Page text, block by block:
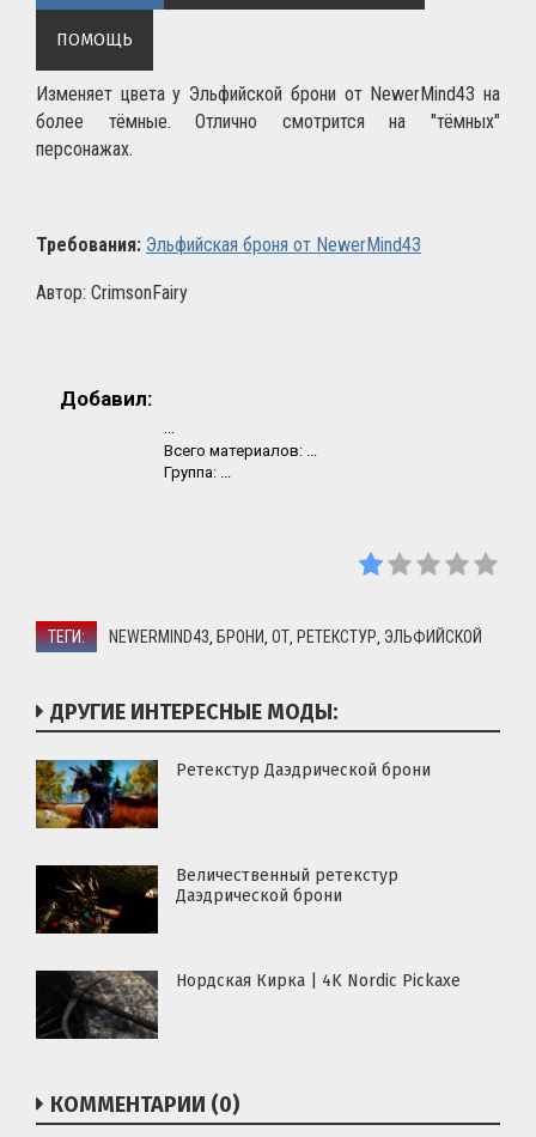
ПОМОЩЬ
Изменяет цвета у Эльфийской брони от NewerMind43 на
более тёмные. Отлично смотрится на "тёмных"
персонажах.
Требования: Эльфийская броня от NewerMind43
Автор: CrimsonFairy
Добавил:
...
Всего материалов: ...
Группа: ...
ТЕГИ: NEWERMIND43, БРОНИ, ОТ, РЕТЕКСТУР, ЭЛЬФИЙСКОЙ
ДРУГИЕ ИНТЕРЕСНЫЕ МОДЫ:
Ретекстур Даэдрической брони
Величественный ретекстур
Даэдрической брони
Нордская Кирка | 4K Nordic Pickaxe
КОММЕНТАРИИ (0)